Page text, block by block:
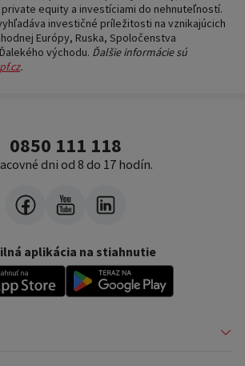
equity a investíciami do nehnuteľností.
investičné príležitosti na vznikajúcich
Európy, Ruska, Spoločenstva
východu. Ďalšie informácie sú
.
0850 111 118
dni od 8 do 17 hodín.
aplikácia na stiahnutie